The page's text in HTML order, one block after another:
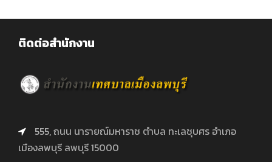
ติดต่อสำนักงาน
555, ถนน นารายณ์มหาราช ตำบล ทะเลชุบศร อำเภอ
เมืองลพบุรี ลพบุรี 15000